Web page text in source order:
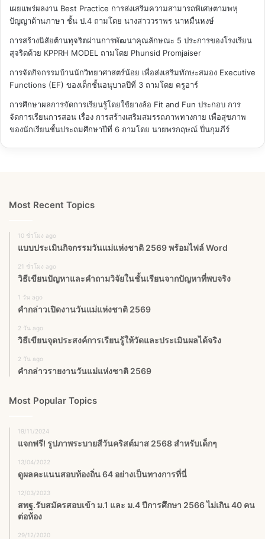
เผยแพร่ผลงาน Best Practice การส่งเสริมความสามารถพิเศษตามพหุ
ปัญญาด้านภาษา ชั้น ป.4 ถามโดย นางสาววราพร นาหมื่นหงษ์
การสร้างนิสัยต้านทุจริตผ่านการพัฒนาคุณลักษณะ 5 ประการของโรงเรียน
สุจริตด้วย KPPRH MODEL ถามโดย Phunsid Promjaiser
การจัดกิจกรรมบ้านนักวิทยาศาสตร์น้อย เพื่อส่งเสริมทักษะสมอง Executive
Functions (EF) ของเด็กชั้นอนุบาลปีที่ 3 ถามโดย ครูอาร์
การศึกษาผลการจัดการเรียนรู้โดยใช้ยางล้อ Fit and Fun ประกอบ การ
จัดการเรียนการสอน เรื่อง การสร้างเสริมสมรรถภาพทางกาย เพื่อสุขภาพ
ของนักเรียนชั้นประถมศึกษาปีที่ 6 ถามโดย นายพรกฤษณ์ ปิ่นกุมภีร์
Most Recent Topics
10 ชั่วโมง ago
แบบประเมินกิจกรรมวันแม่แห่งชาติ 2569 พร้อมไฟล์ Word
21 ชั่วโมง ago
วิธีเขียนปัญหาและคำถามวิจัยในชั้นเรียนจากปัญหาที่พบจริง
1 วัน ago
คำกล่าวเปิดงานวันแม่แห่งชาติ 2569
2 วัน ago
วิธีเขียนจุดประสงค์การเรียนรู้ให้วัดและประเมินผลได้จริง
2 วัน ago
คำกล่าวรายงานวันแม่แห่งชาติ 2569
Most Popular Topics
19/11/2024
แจกฟรี! รูปภาพระบายสีวันคริสต์มาส 2568 สำหรับเด็กๆ
13/04/2022
ดูผลคะแนนสอบท้องถิ่น 64 อย่างเป็นทางการที่นี่
12/03/2023
สพฐ.รับสมัครสอบเข้า ม.1 และ ม.4 ปีการศึกษา 2566 ไม่เกิน 40 คน
ต่อห้อง
29/12/2020